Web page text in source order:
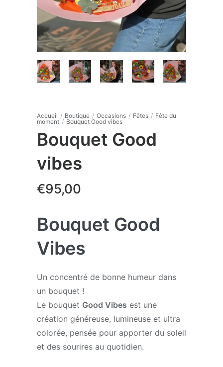
Accueil / Boutique / Occasions / Fêtes / Fête du
moment / Bouquet Good vibes
Bouquet Good
vibes
€95,00
Bouquet Good
Vibes
Un concentré de bonne humeur dans
un bouquet !
Le bouquet Good Vibes est une
création généreuse, lumineuse et ultra
colorée, pensée pour apporter du soleil
et des sourires au quotidien.